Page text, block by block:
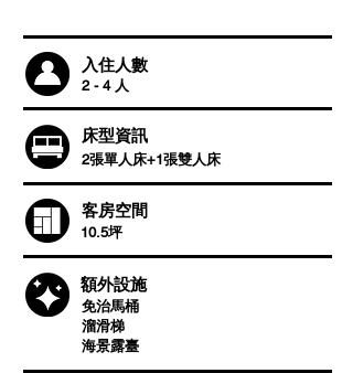
入住人數
2 - 4 人
床型資訊
2張單人床+1張雙人床
客房空間
10.5坪
​額外設施
免治馬桶
溜滑梯
​海景露臺